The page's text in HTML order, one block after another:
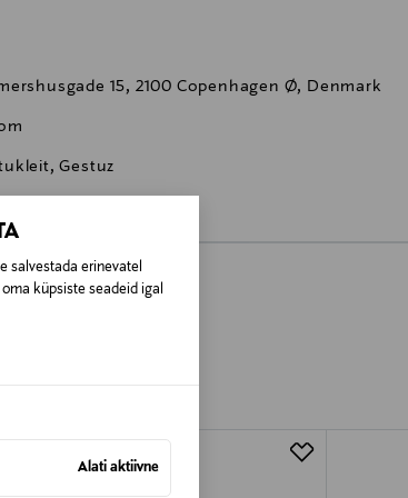
salvestada erinevatel
küpsiste seadeid igal
Alati aktiivne
15, 2100 Copenhagen Ø, Denmark
Gestuz